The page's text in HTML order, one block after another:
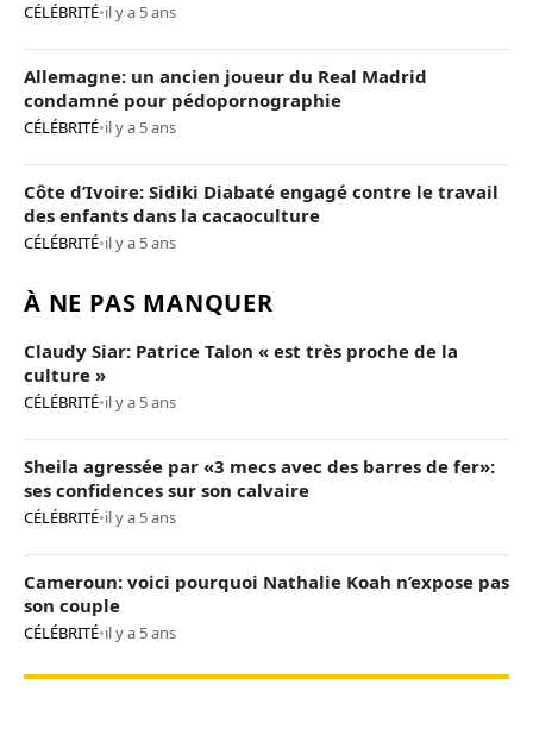
CÉLÉBRITÉ•il y a 5 ans
Allemagne: un ancien joueur du Real Madrid
condamné pour pédopornographie
CÉLÉBRITÉ•il y a 5 ans
Côte d’Ivoire: Sidiki Diabaté engagé contre le travail
des enfants dans la cacaoculture
CÉLÉBRITÉ•il y a 5 ans
À NE PAS MANQUER
Claudy Siar: Patrice Talon « est très proche de la
culture »
CÉLÉBRITÉ•il y a 5 ans
Sheila agressée par «3 mecs avec des barres de fer»:
ses confidences sur son calvaire
CÉLÉBRITÉ•il y a 5 ans
Cameroun: voici pourquoi Nathalie Koah n’expose pas
son couple
CÉLÉBRITÉ•il y a 5 ans